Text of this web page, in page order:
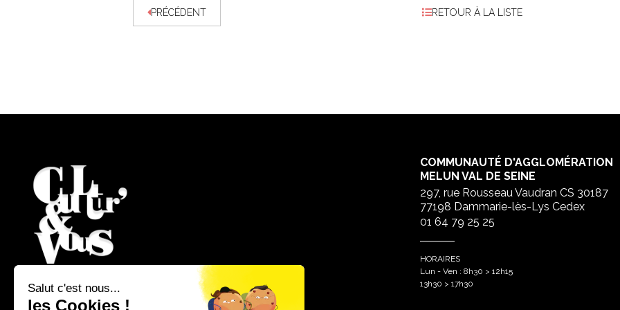
PRÉCÉDENT RETOUR À LA LISTE
COMMUNAUTÉ D'AGGLOMÉRATION
MELUN VAL DE SEINE
297, rue Rousseau Vaudran CS 30187
77198 Dammarie-lès-Lys Cedex
01 64 79 25 25
HORAIRES
Lun - Ven : 8h30 > 12h15
13h30 > 17h30